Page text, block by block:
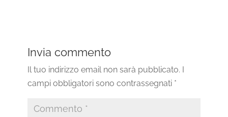
Invia commento
Il tuo indirizzo email non sarà pubblicato. I
campi obbligatori sono contrassegnati *